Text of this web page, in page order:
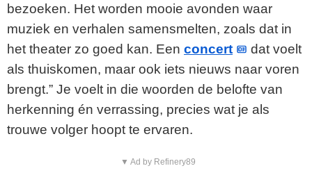
bezoeken. Het worden mooie avonden waar
muziek en verhalen samensmelten, zoals dat in
het theater zo goed kan. Een concert
dat voelt
als thuiskomen, maar ook iets nieuws naar voren
brengt.” Je voelt in die woorden de belofte van
herkenning én verrassing, precies wat je als
trouwe volger hoopt te ervaren.
▼ Ad by Refinery89